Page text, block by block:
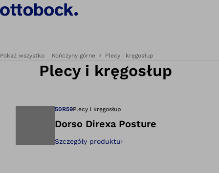
Pokaż wszystko Kończyny górne Plecy i kręgosłup
Plecy i kręgosłup
50R59Plecy i kręgosłup
Dorso Direxa Posture
Szczegóły produktu›